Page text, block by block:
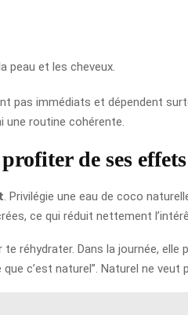
peau et les cheveux.
immédiats et dépendent
une routine cohérente.
de ses
. Privilégie une eau de coco
ce qui réduit nettement
Dans la journée, elle
c’est naturel”. Naturel ne veut